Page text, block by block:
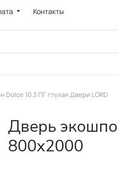
Контакты
Dolce 10.3 ПГ глухая Двери LORD
Дверь
800х2000